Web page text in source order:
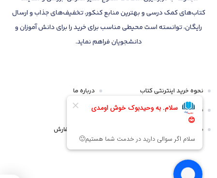
کتاب‌های کمک درسی و بهترین منابع کنکور، تخفیف‌های جذاب و ارسال
رایگان، توانسته است محیطی مناسب برای خرید را برای دانش آموزان و
دانشجویان فراهم نماید.
نحوه خرید اینترنتی کتاب
قوانین و مقررات
سیاست مرجوعی و عودت
درباره ما
تماس با ما
پیگیری سفارش